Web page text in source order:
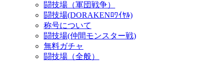
闘技場（軍団戦争）
闘技場(DORAKENﾛﾜｲﾔﾙ)
称号について
闘技場(仲間モンスター戦)
無料ガチャ
闘技場（全般）